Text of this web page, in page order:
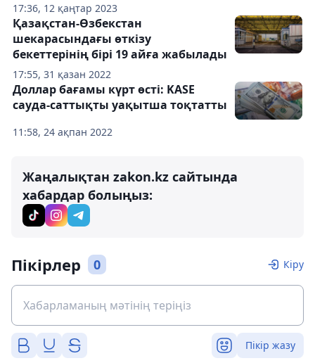
17:36, 12 қаңтар 2023
17:55, 31 қазан 2022
Қазақстан-Өзбекстан
шекарасындағы өткізу
бекеттерінің бірі 19 айға жабылады
11:58, 24 ақпан 2022
Доллар бағамы күрт өсті: KASE
сауда-саттықты уақытша тоқтатты
Жаңалықтан zakon.kz сайтында
хабардар болыңыз:
Пікірлер 0 Кіру
Пікір жазу